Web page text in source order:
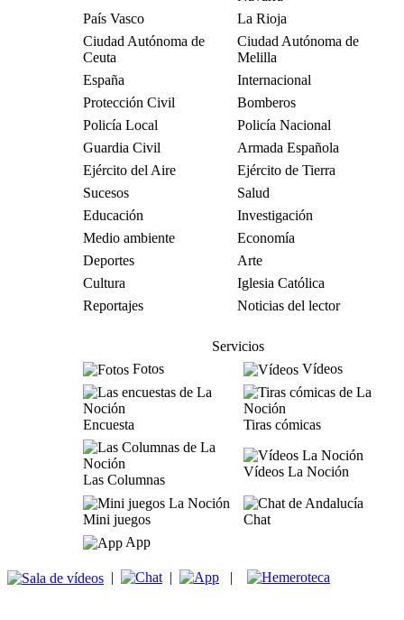
País Vasco
La Rioja
Ciudad Autónoma de
Ceuta
Ciudad Autónoma de
Melilla
España
Internacional
Protección Civil
Bomberos
Policía Local
Policía Nacional
Guardia Civil
Armada Española
Ejército del Aire
Ejército de Tierra
Sucesos
Salud
Educación
Investigación
Medio ambiente
Economía
Deportes
Arte
Cultura
Iglesia Católica
Reportajes
Noticias del lector
Servicios
Fotos
Vídeos
Encuesta Tiras cómicas
Las Columnas
Vídeos La Noción
Mini juegos
Chat
App
| | |